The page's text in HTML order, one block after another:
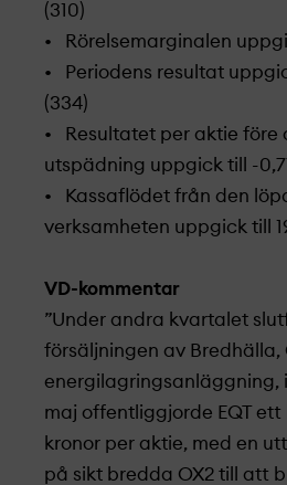
(310)
• Rörelsemarginalen
• Periodens resultat
(334)
• Resultatet per aktie före
utspädning uppgick till -0,77
• Kassaflödet från den
verksamheten uppgick till
VD-kommentar
”Under andra kvartalet
försäljningen av Bredhälla,
energilagringsanläggning, i
maj offentliggjorde EQT
kronor per aktie, med en
på sikt bredda OX2 till att